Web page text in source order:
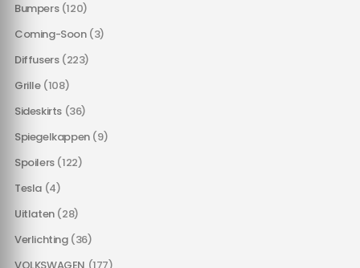
Bumpers (120)
Coming-Soon (3)
Diffusers (223)
Grille (108)
Sideskirts (36)
Spiegelkappen (9)
Spoilers (122)
Tesla (4)
Uitlaten (28)
Verlichting (36)